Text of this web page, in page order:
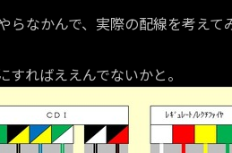
らなかんで、実際の配線を考えて
すればええんでないかと。